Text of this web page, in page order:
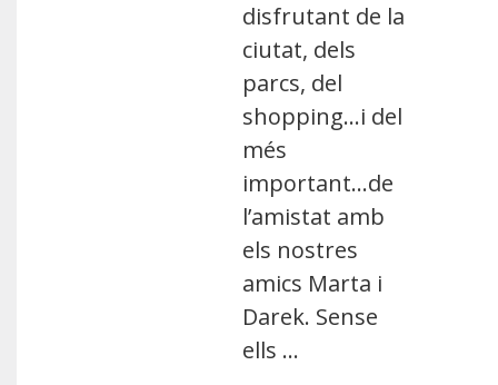
disfrutant de la
ciutat, dels
parcs, del
shopping…i del
més
important…de
l’amistat amb
els nostres
amics Marta i
Darek. Sense
ells …